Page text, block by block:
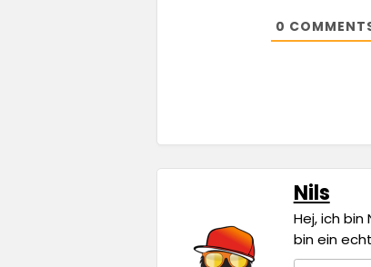
0
Nils
Hej, ich
bin ein